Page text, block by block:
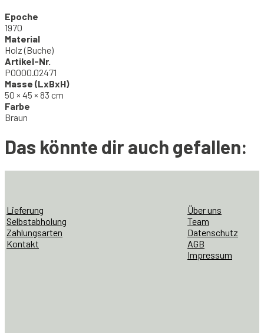
Epoche
1970
Material
Holz (Buche)
Artikel-Nr.
P0000.02471
Masse (LxBxH)
50 × 45 × 83 cm
Farbe
Braun
Das könnte dir auch gefallen:
Lieferung
Selbstabholung
Zahlungsarten
Kontakt
Über uns
Team
Datenschutz
AGB
Impressum